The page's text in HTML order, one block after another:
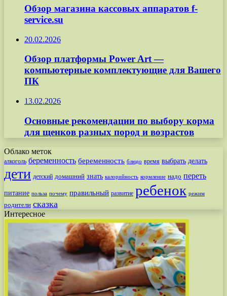
Обзор магазина кассовых аппаратов f-
service.su
20.02.2026
Обзор платформы Power Art —
компьютерные комплектующие для Вашего
ПК
13.02.2026
Основные рекомендации по выбору корма
для щенков разных пород и возрастов
Облако меток
алкоголь беременность беременность блюдо время выбрать делать
дети детский домашний знать калорийность кормление надо переть
питание польза почему правильный развитие ребенок режим
родители сказка
Интересное